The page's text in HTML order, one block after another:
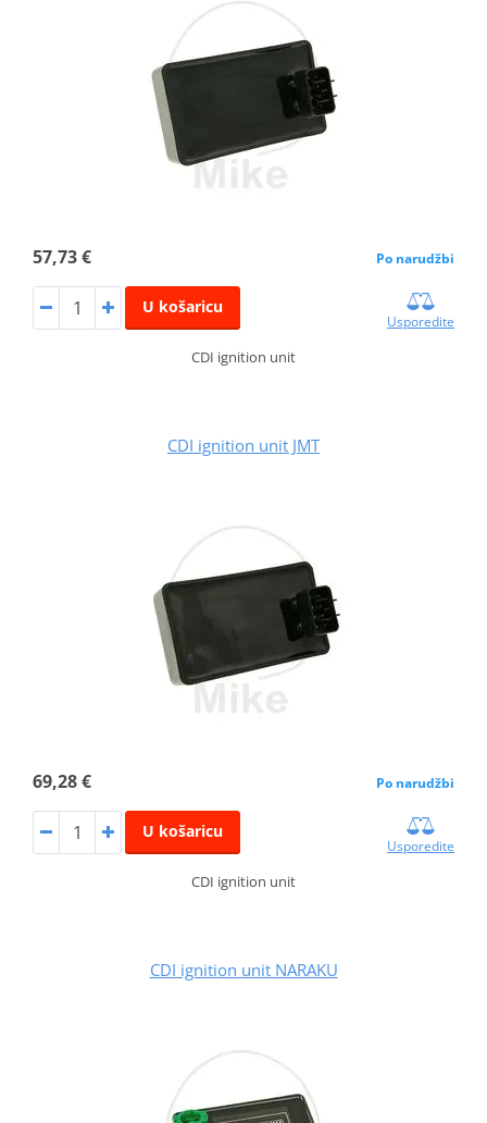
57,73 € Po narudžbi
U košaricu
Usporedite
CDI ignition unit
CDI ignition unit JMT
69,28 € Po narudžbi
U košaricu
Usporedite
CDI ignition unit
CDI ignition unit NARAKU